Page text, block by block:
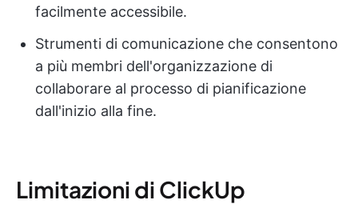
facilmente accessibile.
Strumenti di comunicazione che consentono
a più membri dell'organizzazione di
collaborare al processo di pianificazione
dall'inizio alla fine.
Limitazioni di ClickUp